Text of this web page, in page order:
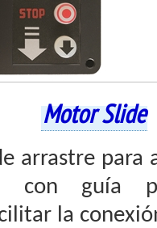
Motor Slide
arrastre para
con guía
la